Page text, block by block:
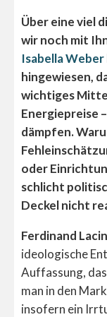
Über eine viel
wir noch mit
Isabella Weber
hingewiesen,
wichtiges
Energiepreise
dämpfen.
oder
schlicht
Deckel nicht
Ferdinand
ideologische
Auffassung,
man in den
insofern ein